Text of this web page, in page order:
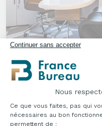
Continuer sans accepter
Nous
Plateforme de
Ce que vous faites, pas qui
nécessaires au bon
permettent de :
AMÉNAGEMENT
DESIGN
Publié le 09/10/2020